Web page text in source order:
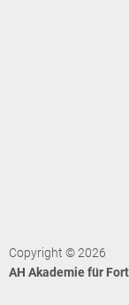
Copyright © 2026
AH Akademie für